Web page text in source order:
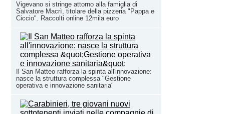
Vigevano si stringe attorno alla famiglia di
Salvatore Macrì, titolare della pizzeria "Pappa e
Ciccio". Raccolti online 12mila euro
Il San Matteo rafforza la spinta all'innovazione:
nasce la struttura complessa "Gestione
operativa e innovazione sanitaria"